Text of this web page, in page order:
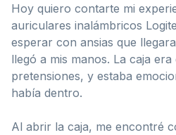
Hoy quiero contarte mi
auriculares inalámbricos
esperar con ansias que
llegó a mis manos. La caja
pretensiones, y estaba
había dentro.
Al abrir la caja, me encontré